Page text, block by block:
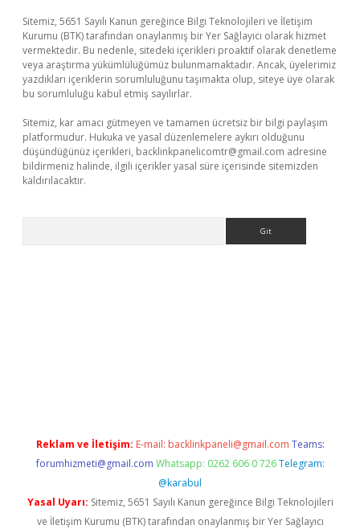
Sitemiz, 5651 Sayılı Kanun gereğince Bilgi Teknolojileri ve İletişim
Kurumu (BTK) tarafından onaylanmış bir Yer Sağlayıcı olarak hizmet
vermektedir. Bu nedenle, sitedeki içerikleri proaktif olarak denetleme
veya araştırma yükümlülüğümüz bulunmamaktadır. Ancak, üyelerimiz
yazdıkları içeriklerin sorumluluğunu taşımakta olup, siteye üye olarak
bu sorumluluğu kabul etmiş sayılırlar.
Sitemiz, kar amacı gütmeyen ve tamamen ücretsiz bir bilgi paylaşım
platformudur. Hukuka ve yasal düzenlemelere aykırı olduğunu
düşündüğünüz içerikleri, backlinkpanelicomtr@gmail.com adresine
bildirmeniz halinde, ilgili içerikler yasal süre içerisinde sitemizden
kaldırılacaktır.
Reklam ve İletişim: E-mail: backlinkpaneli@gmail.com Teams:
forumhizmeti@gmail.com Whatsapp: 0262 606 0 726 Telegram:
@karabul
Yasal Uyarı: Sitemiz, 5651 Sayılı Kanun gereğince Bilgi Teknolojileri
ve İletişim Kurumu (BTK) tarafından onaylanmış bir Yer Sağlayıcı